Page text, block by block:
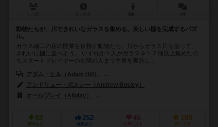
動物たちが、川できれいなガラスを集める。美しい棚を完成するパズ
ル。
ガラス細工の店の開業を目指す動物たち。川からガラス片を拾って、
きれいに棚に並べよう。 いずれか１人がガラスを１７個以上集めたの
ちスタートプレイヤーの右隣の人まで手番を実施し...
アダム・ヒル（Adam Hill）
アンドリュー・ボスレー（Andrew Bosley）
オールプレイ（Allplay）
93
興味あり
252
経験あり
45
お気に入り
189
持ってる